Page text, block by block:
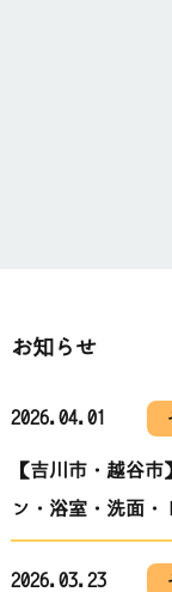
お知らせ
2026.04.01
【吉川市・越谷
ン・浴室・洗面・
2026.03.23